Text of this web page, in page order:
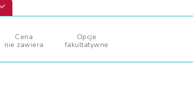
Cena
nie zawiera
Opcje
fakultatywne